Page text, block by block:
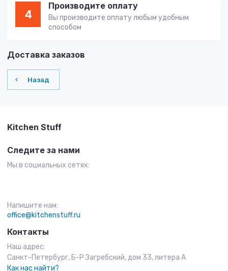
4
Производите оплату
Вы производите оплату любым удобным
способом
Доставка заказов
Назад
Kitchen Stuff
Следите за нами
Мы в социальных сетях:
Напишите нам:
office@kitchenstuff.ru
Контакты
Наш адрес:
Санкт-Петербург, Б-Р Загребский, дом 33, литера А
Как нас найти?